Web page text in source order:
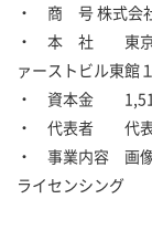
・ 商 号 株式会
・ 本 社 東京都
ァーストビル東館
・ 資本金
・ 代表者 代表
・ 事業内容 画像
ライセンシング